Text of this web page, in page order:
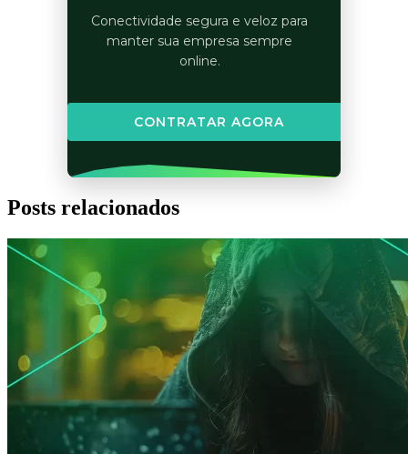
Conectividade segura e veloz para
manter sua empresa sempre
online.
CONTRATAR AGORA
Posts relacionados